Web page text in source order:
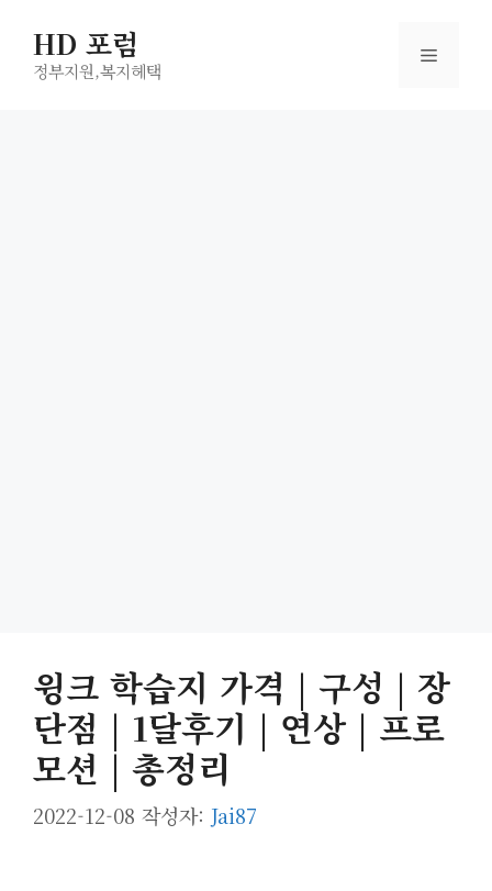
HD 포럼
정부지원,복지헤택
메
윙크 학습지 가격 | 구성 | 장
단점 | 1달후기 | 연상 | 프로
모션 | 총정리
2022-12-08 작성자: Jai87